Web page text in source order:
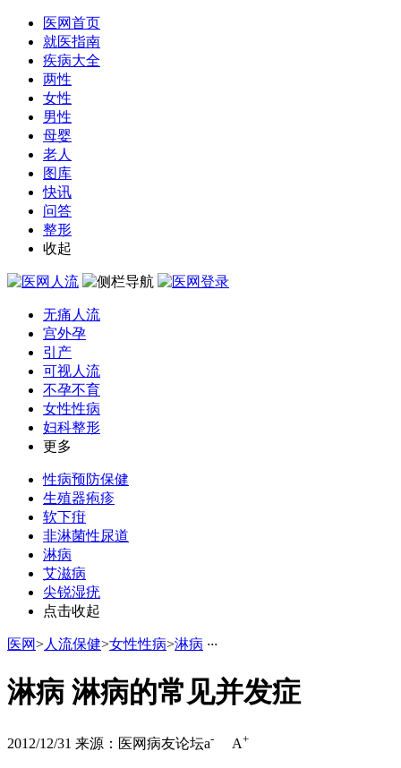
医网首页
就医指南
疾病大全
两性
女性
男性
母婴
老人
图库
快讯
问答
整形
收起
无痛人流
宫外孕
引产
可视人流
不孕不育
女性性病
妇科整形
更多
性病预防保健
生殖器疱疹
软下疳
非淋菌性尿道
淋病
艾滋病
尖锐湿疣
点击收起
医网>人流保健>女性性病>淋病 ···
淋病 淋病的常见并发症
2012/12/31 来源：医网病友论坛a- A+